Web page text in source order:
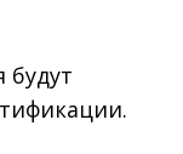
будут